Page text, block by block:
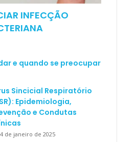
INFECÇÃO
e quando se preocupar
Sincicial Respiratório
Epidemiologia,
e Condutas
de janeiro de 2025